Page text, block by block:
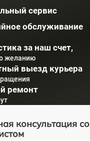
сервис
обслуживание
за наш счет,
желанию
выезд курьера
ремонт
консультация со